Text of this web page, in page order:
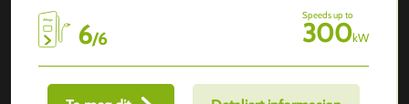
6/6
Speeds up to
300kW